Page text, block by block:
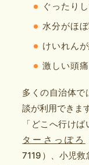
ぐったり
水分がほ
けいれん
激しい頭
多くの自治体で
談が利用できま
「どこへ行け
ターさっぽろ
7119）、小児